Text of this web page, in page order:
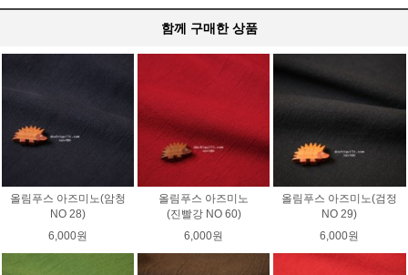
함께 구매한 상품
올림푸스 아즈미노(암청
NO 28)
6,000원
올림푸스 아즈미노
(진빨강 NO 60)
6,000원
올림푸스 아즈미노(검정
NO 29)
6,000원